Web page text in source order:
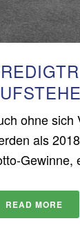
ohne sich
als
Gewinne,
READ MORE